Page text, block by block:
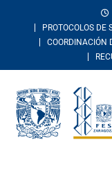
PROTOCOLOS DE
COORDINACIÓN